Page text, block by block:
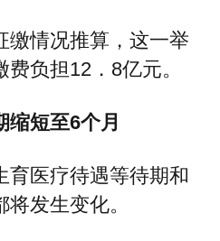
缴情况推算，这一举
负担12．8亿元。
缩短至6个月
育医疗待遇等待期和
发生变化。